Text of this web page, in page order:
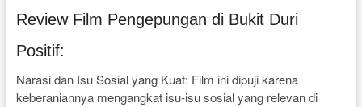
Review Film Pengepungan di Bukit Duri
Positif:
Narasi dan Isu Sosial yang Kuat: Film ini dipuji karena
keberaniannya mengangkat isu-isu sosial yang relevan di